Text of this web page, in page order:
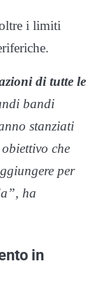
i limiti
di tutte le
bandi
stanziati
che
per
ha
in